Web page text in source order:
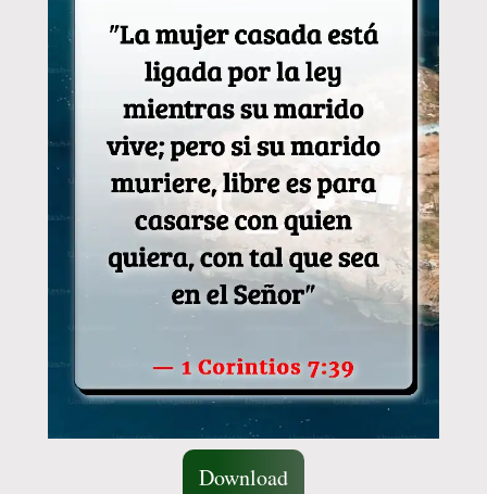
Download